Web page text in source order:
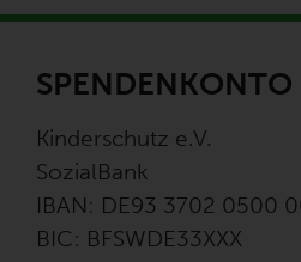
SPENDENKONTO
Kinderschutz e.V.
SozialBank
IBAN: DE93 3702 0500
BIC: BFSWDE33XXX